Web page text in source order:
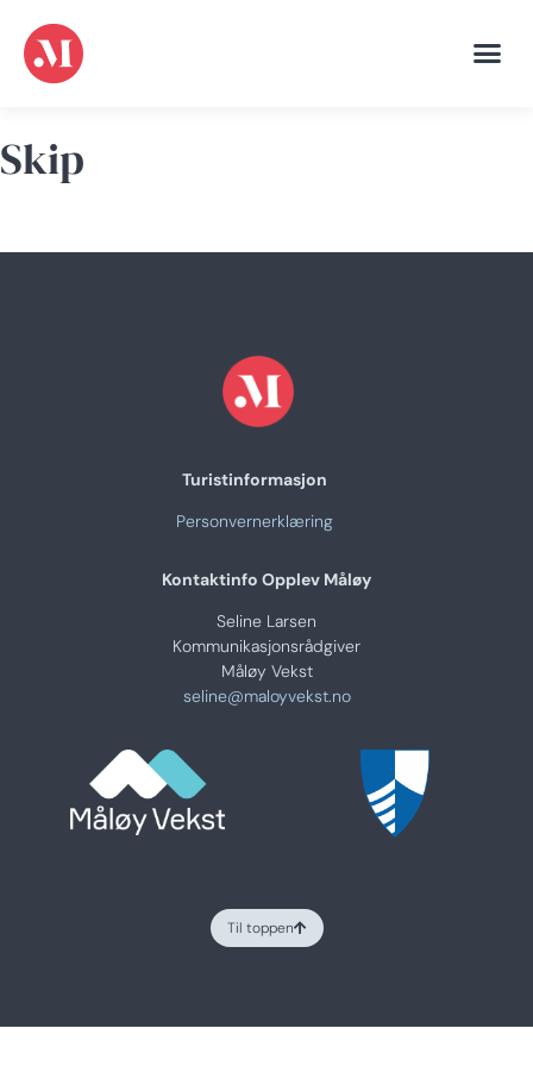
Skip
Turistinformasjon
Personvernerklæring
Kontaktinfo Opplev Måløy
Seline Larsen
Kommunikasjonsrådgiver
Måløy Vekst
seline@maloyvekst.no
Til toppen